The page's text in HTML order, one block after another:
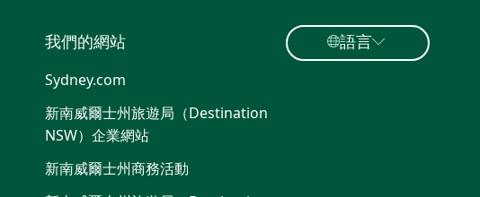
我們的網站
Sydney.com
新南威爾士州旅遊局（Destination
NSW）企業網站
新南威爾士州商務活動
語言